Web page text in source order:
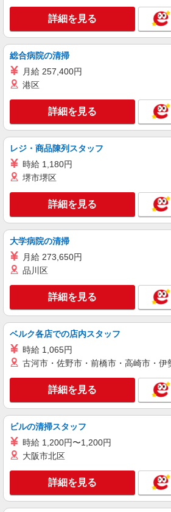
給1470円〜 ★土曜＋
ルバイトさんの時給や募
神奈川県相模原市中
キープ
アルバイト
ヤオコー 相模原鹿沼台店
スーパーマーケットの
＜パート時給＞ 時給
日・時間帯による） 時
給1470円〜 ★土曜＋
ルバイトさんの時給や
ださい
神奈川県相模原市中
キープ
ヤオコー 相模原下九沢店
スーパーマーケットの
＜パート時給＞ 時給
日・時間帯による） 時
給1570円〜 ★土曜＋
ルバイトさんの時給や募
神奈川県相模原市中
キープ
アルバイト パート
ヤオコー 相模原光が丘店
スーパーマーケットの
＜パート時給＞ ■鮮
（曜日・時間帯による
降：時給1570円〜 ★土
円 ■惣菜 時給1,420円〜1,670円（曜日・時間帯に
よる） 時給1420円〜 18
土曜＋100円 ★日・祝＋100円 ■鮮魚
時給1,320円〜1,570円
給1320円〜 18時以降：
円 ★日・祝＋100円 ※ア
神奈川県相模原市中
キープ
アルバイト パート
ヤオコー 相模原下九沢店
スーパーマーケットの
＜パート時給＞ 時給
日・時間帯による） 時
給1570円〜 ★土曜＋
ルバイトさんの時給や
神奈川県相模原市中
詳細を見る
総合病院の清掃
月給 257,400円
港区
詳細を見る
レジ・商品陳列スタッフ
時給 1,180円
堺市堺区
詳細を見る
大学病院の清掃
月給 273,650円
品川区
詳細を見る
ベルク各店での店内スタッフ
時給 1,065円
古河市・佐野市・前橋市・高崎市・
詳細を見る
ビルの清掃スタッフ
時給 1,200円〜1,200円
大阪市北区
詳細を見る